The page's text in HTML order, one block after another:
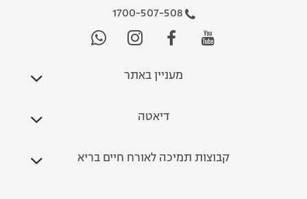
1700-507-508
מעניין באתר
דיאטה
קבוצות תמיכה לאורח חיים בריא